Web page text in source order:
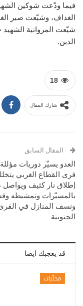
فيما ودّعت شوكين
الغداف، وشيّعت صير
شيّعت المروانية
الدين.
18
شارك المقال
المقال السابق
العدو يسيّر دوريات
قرى القطاع الغربي
إطلاق نار كثيف ويواصل
بالمسيّرات وتمشيطه
ونسف المنازل في
الجنوبية
قد يعجبك ايضا
محلّيات